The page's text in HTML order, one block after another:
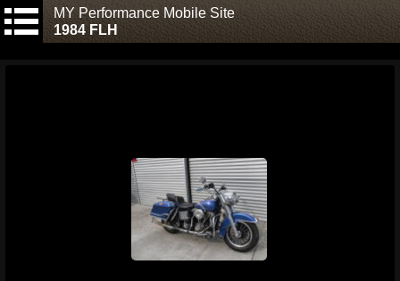
MY Performance Mobile Site
1984 FLH